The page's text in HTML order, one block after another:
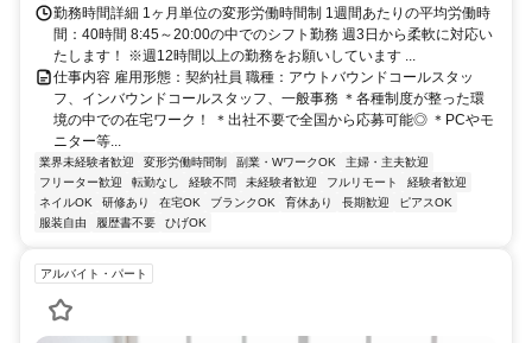
勤務時間詳細 1ヶ月単位の変形労働時間制 1週間あたりの平均労働時
間：40時間 8:45～20:00の中でのシフト勤務 週3日から柔軟に対応い
たします！ ※週12時間以上の勤務をお願いしています ...
仕事内容 雇用形態：契約社員 職種：アウトバウンドコールスタッ
フ、インバウンドコールスタッフ、一般事務 ＊各種制度が整った環
境の中での在宅ワーク！ ＊出社不要で全国から応募可能◎ ＊PCやモ
ニター等...
業界未経験者歓迎 変形労働時間制 副業・WワークOK
主婦・主夫歓迎
フリーター歓迎
転勤なし 経験不問 未経験者歓迎 フルリモート
経験者歓迎
ネイルOK
研修あり 在宅OK ブランクOK 育休あり 長期歓迎
ピアスOK
服装自由
履歴書不要 ひげOK
アルバイト・パート